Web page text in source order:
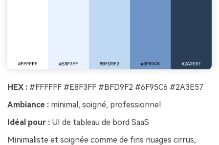
HEX : #FFFFFF #E8F3FF #BFD9F2 #6F95C6 #2A3E57
Ambiance : minimal, soigné, professionnel
Idéal pour : UI de tableau de bord SaaS
Minimaliste et soignée comme de fins nuages cirrus,